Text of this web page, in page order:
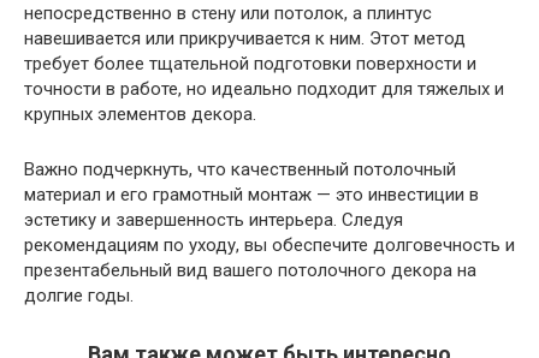
непосредственно в стену или потолок, а плинтус
навешивается или прикручивается к ним. Этот метод
требует более тщательной подготовки поверхности и
точности в работе, но идеально подходит для тяжелых и
крупных элементов декора.
Важно подчеркнуть, что качественный потолочный
материал и его грамотный монтаж — это инвестиции в
эстетику и завершенность интерьера. Следуя
рекомендациям по уходу, вы обеспечите долговечность и
презентабельный вид вашего потолочного декора на
долгие годы.